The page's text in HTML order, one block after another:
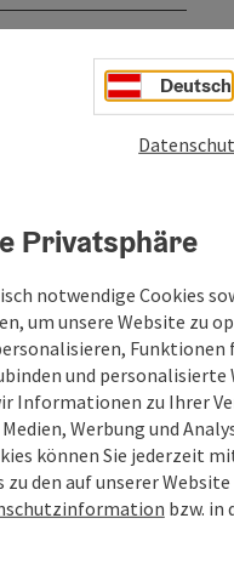
Deutsch
Privatsphäre
notwendige Cookies
um unsere Website zu
Funktionen
und personalisierte
Informationen zu Ihrer
Werbung und
können Sie jederzeit
den auf unserer Website
bzw. in